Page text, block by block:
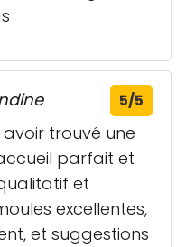
5/5
trouvé une
parfait et
et
excellentes,
et suggestions